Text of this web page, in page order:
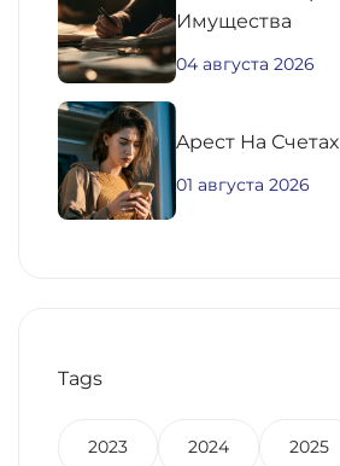
Имущества
04 августа 2026
Aрест На Счетах
01 августа 2026
Tags
2023 2024 2025